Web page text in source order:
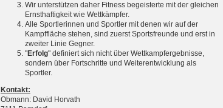
Wir unterstützen daher Fitness begeisterte mit der gleichen
Ernsthaftigkeit wie Wettkämpfer.
Alle Sportlerinnen und Sportler mit denen wir auf der
Kampffläche stehen, sind zuerst Sportsfreunde und erst in
zweiter Linie Gegner.
"Erfolg" definiert sich nicht über Wettkampfergebnisse,
sondern über Fortschritte und Weiterentwicklung als
Sportler.
Kontakt:
Obmann: David Horvath